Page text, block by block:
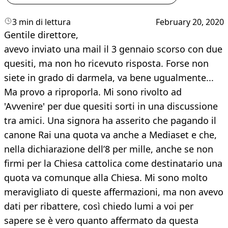
3 min di lettura February 20, 2020
Gentile direttore,
avevo inviato una mail il 3 gennaio scorso con due
quesiti, ma non ho ricevuto risposta. Forse non
siete in grado di darmela, va bene ugualmente...
Ma provo a riproporla. Mi sono rivolto ad
'Avvenire' per due quesiti sorti in una discussione
tra amici. Una signora ha asserito che pagando il
canone Rai una quota va anche a Mediaset e che,
nella dichiarazione dell’8 per mille, anche se non
firmi per la Chiesa cattolica come destinatario una
quota va comunque alla Chiesa. Mi sono molto
meravigliato di queste affermazioni, ma non avevo
dati per ribattere, così chiedo lumi a voi per
sapere se è vero quanto affermato da questa